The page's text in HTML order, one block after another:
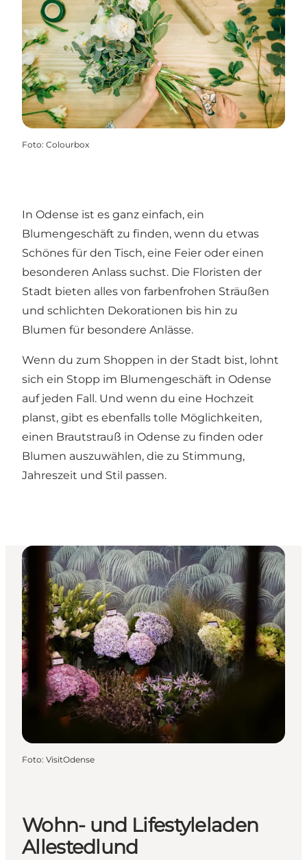
Foto: Colourbox
In Odense ist es ganz einfach, ein
Blumengeschäft zu finden, wenn du etwas
Schönes für den Tisch, eine Feier oder einen
besonderen Anlass suchst. Die Floristen der
Stadt bieten alles von farbenfrohen Sträußen
und schlichten Dekorationen bis hin zu
Blumen für besondere Anlässe.
Wenn du zum Shoppen in der Stadt bist, lohnt
sich ein Stopp im Blumengeschäft in Odense
auf jeden Fall. Und wenn du eine Hochzeit
planst, gibt es ebenfalls tolle Möglichkeiten,
einen Brautstrauß in Odense zu finden oder
Blumen auszuwählen, die zu Stimmung,
Jahreszeit und Stil passen.
Foto: VisitOdense
Wohn- und Lifestyleladen
Allestedlund